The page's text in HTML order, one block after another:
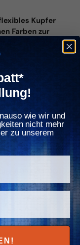
Kupfer
Farben zur
60 und 600
wie wir und
nicht mehr
zu unserem